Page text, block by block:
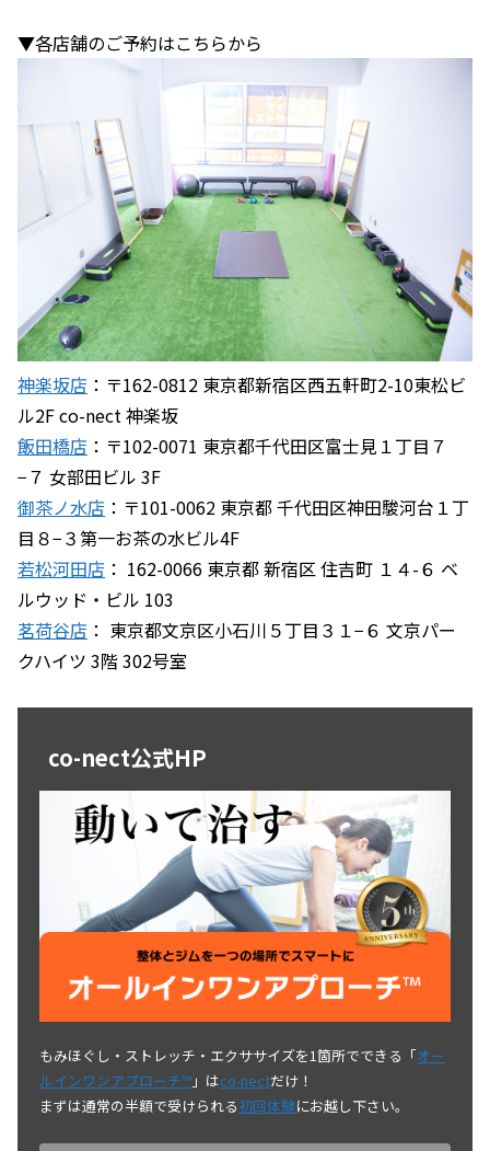
▼各店舗のご予約はこちらから
神楽坂店 ：〒162-0812 東京都新宿区西五軒町2-10東松ビ
ル2F co-nect 神楽坂
飯田橋店 ：〒102-0071 東京都千代田区富士見１丁目７
−７ 女部田ビル 3F
御茶ノ水店 ：〒101-0062 東京都 千代田区神田駿河台１丁
目８−３第一お茶の水ビル4F
若松河田店 ： 162-0066 東京都 新宿区 住吉町 １４-６ ベ
ルウッド・ビル 103
茗荷谷店 ： 東京都文京区小石川５丁目３１−６ 文京パー
クハイツ 3階 302号室
co-nect公式HP
もみほぐし・ストレッチ・エクササイズを1箇所でできる「オー
ルインワンアプローチ™ 」はco-nectだけ！
まずは通常の半額で受けられる初回体験にお越し下さい。